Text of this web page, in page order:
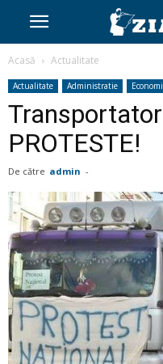
Acasă Actualitate
Actualitate Administratie
PROTESTE!
De către admin -